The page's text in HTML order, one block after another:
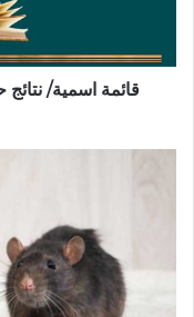
قائمة اسمية/ نتائج